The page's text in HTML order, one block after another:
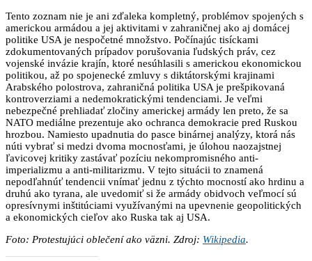
Tento zoznam nie je ani zďaleka kompletný, problémov spojených s
americkou armádou a jej aktivitami v zahraničnej ako aj domácej
politike USA je nespočetné množstvo. Počínajúc tisíckami
zdokumentovaných prípadov porušovania ľudských práv, cez
vojenské invázie krajín, ktoré nesúhlasili s americkou ekonomickou
politikou, až po spojenecké zmluvy s diktátorskými krajinami
Arabského polostrova, zahraničná politika USA je prešpikovaná
kontroverziami a nedemokratickými tendenciami. Je veľmi
nebezpečné prehliadať zločiny americkej armády len preto, že sa
NATO mediálne prezentuje ako ochranca demokracie pred Ruskou
hrozbou. Namiesto upadnutia do pasce binárnej analýzy, ktorá nás
núti vybrať si medzi dvoma mocnosťami, je úlohou naozajstnej
ľavicovej kritiky zastávať pozíciu nekompromisného anti-
imperializmu a anti-militarizmu. V tejto situácii to znamená
nepodľahnúť tendencii vnímať jednu z týchto mocností ako hrdinu a
druhú ako tyrana, ale uvedomiť si že armády obidvoch veľmocí sú
opresívnymi inštitúciami využívanými na upevnenie geopolitických
a ekonomických cieľov ako Ruska tak aj USA.
Foto: Protestujúci oblečení ako väzni. Zdroj: Wikipedia.